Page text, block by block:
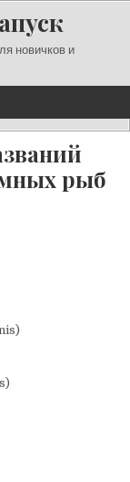
новичков и
рыб